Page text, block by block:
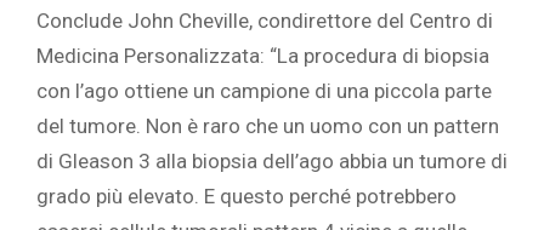
Conclude John Cheville, condirettore del Centro di
Medicina Personalizzata: “La procedura di biopsia
con l’ago ottiene un campione di una piccola parte
del tumore. Non è raro che un uomo con un pattern
di Gleason 3 alla biopsia dell’ago abbia un tumore di
grado più elevato. E questo perché potrebbero